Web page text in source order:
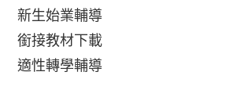
新生始業輔導
銜接教材下載
適性轉學輔導